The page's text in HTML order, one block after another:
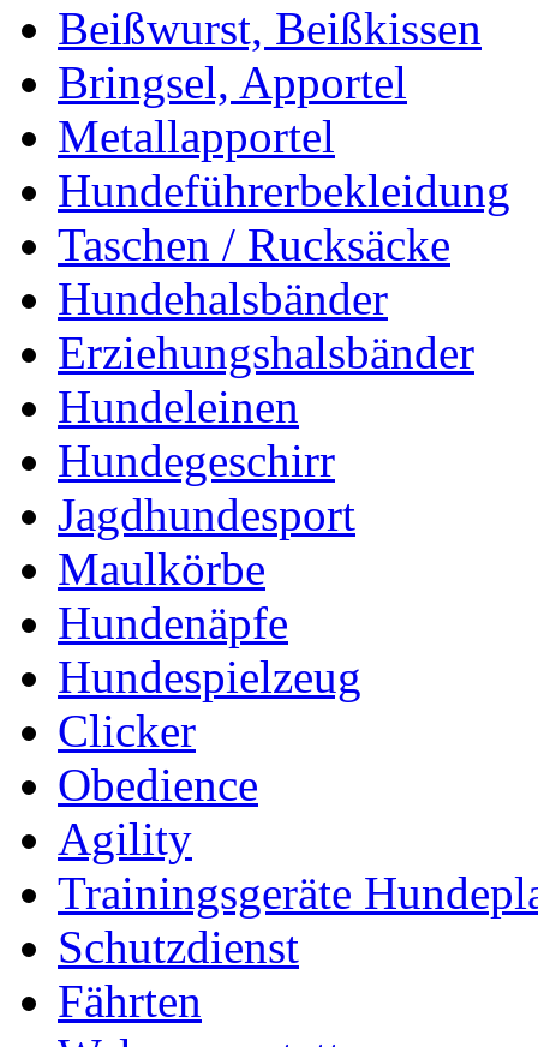
Beißwurst, Beißkissen
Bringsel, Apportel
Metallapportel
Hundeführerbekleidung
Taschen / Rucksäcke
Hundehalsbänder
Erziehungshalsbänder
Hundeleinen
Hundegeschirr
Jagdhundesport
Maulkörbe
Hundenäpfe
Hundespielzeug
Clicker
Obedience
Agility
Trainingsgeräte
Schutzdienst
Fährten